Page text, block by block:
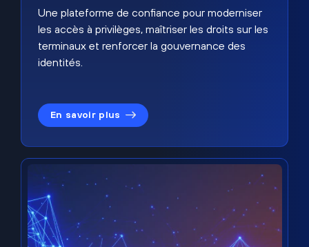
Une plateforme de confiance pour moderniser
les accès à privilèges, maîtriser les droits sur les
terminaux et renforcer la gouvernance des
identités.
En savoir plus